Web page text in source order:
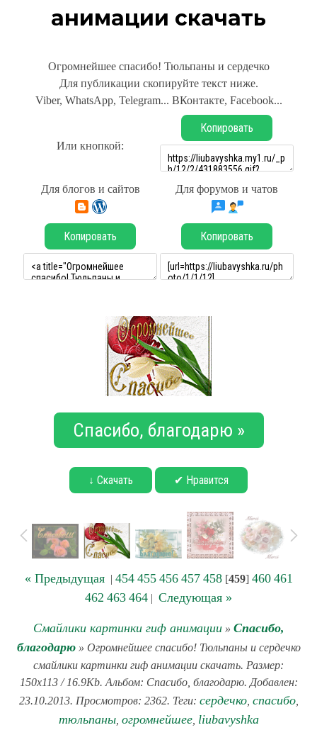
анимации скачать
Огромнейшее спасибо! Тюльпаны и сердечко
Для публикации скопируйте текст ниже.
Viber, WhatsApp, Telegram... ВКонтакте, Facebook...
Или кнопкой:
Копировать
Для блогов и сайтов Для форумов и чатов
Копировать Копировать
Спасибо, благодарю »
↓ Скачать ✔ Нравится
« Предыдущая| 454 455 456 457 458[459] 460 461
462 463 464 | Следующая »
Смайлики картинки гиф анимации» Спасибо,
благодарю» Огромнейшее спасибо! Тюльпаны и сердечко
смайлики картинки гиф анимации скачать. Размер:
150x113 / 16.9Kb. Альбом: Спасибо, благодарю. Добавлен:
23.10.2013. Просмотров: 2362. Теги: сердечко, спасибо,
тюльпаны, огромнейшее, liubavyshka